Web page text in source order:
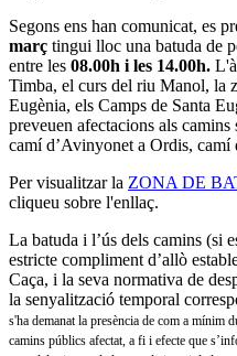
Segons ens han comunicat, es
març tingui lloc una batuda de
entre les 08.00h i les 14.00h.
Timba, el curs del riu Manol, la
Eugènia, els Camps de Santa
preveuen afectacions als
camí d’Avinyonet a Ordis, camí
Per visualitzar la ZONA DE
cliqueu sobre l'enllaç.
La batuda i l’ús dels camins (si
estricte compliment d’allò
Caça, i la seva normativa de
la senyalització temporal
s'ha demanat la presència de com a mínim
camins públics afectat, a fi i efecte que